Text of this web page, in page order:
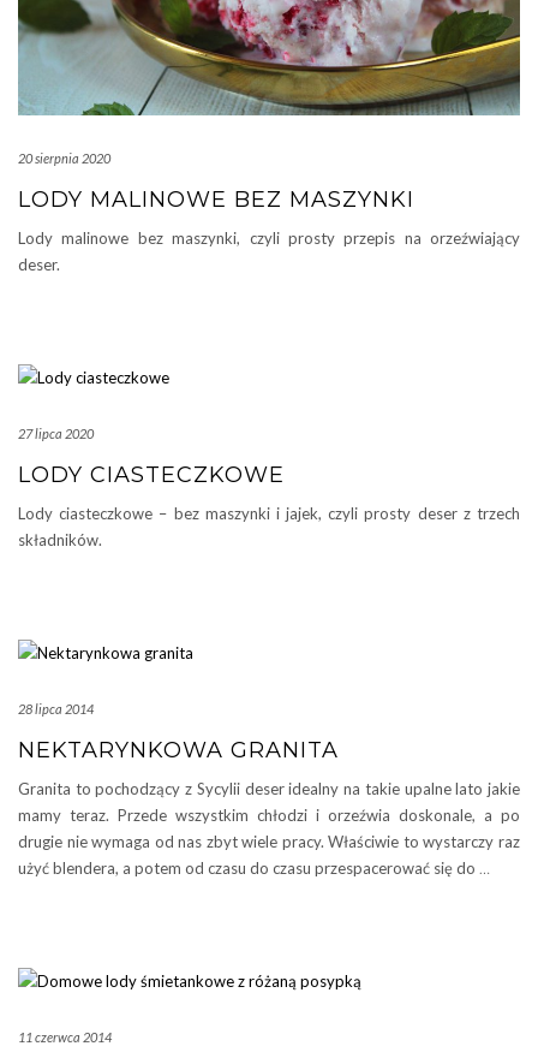
20 sierpnia 2020
LODY MALINOWE BEZ MASZYNKI
Lody malinowe bez maszynki, czyli prosty przepis na orzeźwiający
deser.
27 lipca 2020
LODY CIASTECZKOWE
Lody ciasteczkowe – bez maszynki i jajek, czyli prosty deser z trzech
składników.
28 lipca 2014
NEKTARYNKOWA GRANITA
Granita to pochodzący z Sycylii deser idealny na takie upalne lato jakie
mamy teraz. Przede wszystkim chłodzi i orzeźwia doskonale, a po
drugie nie wymaga od nas zbyt wiele pracy. Właściwie to wystarczy raz
użyć blendera, a potem od czasu do czasu przespacerować się do …
11 czerwca 2014